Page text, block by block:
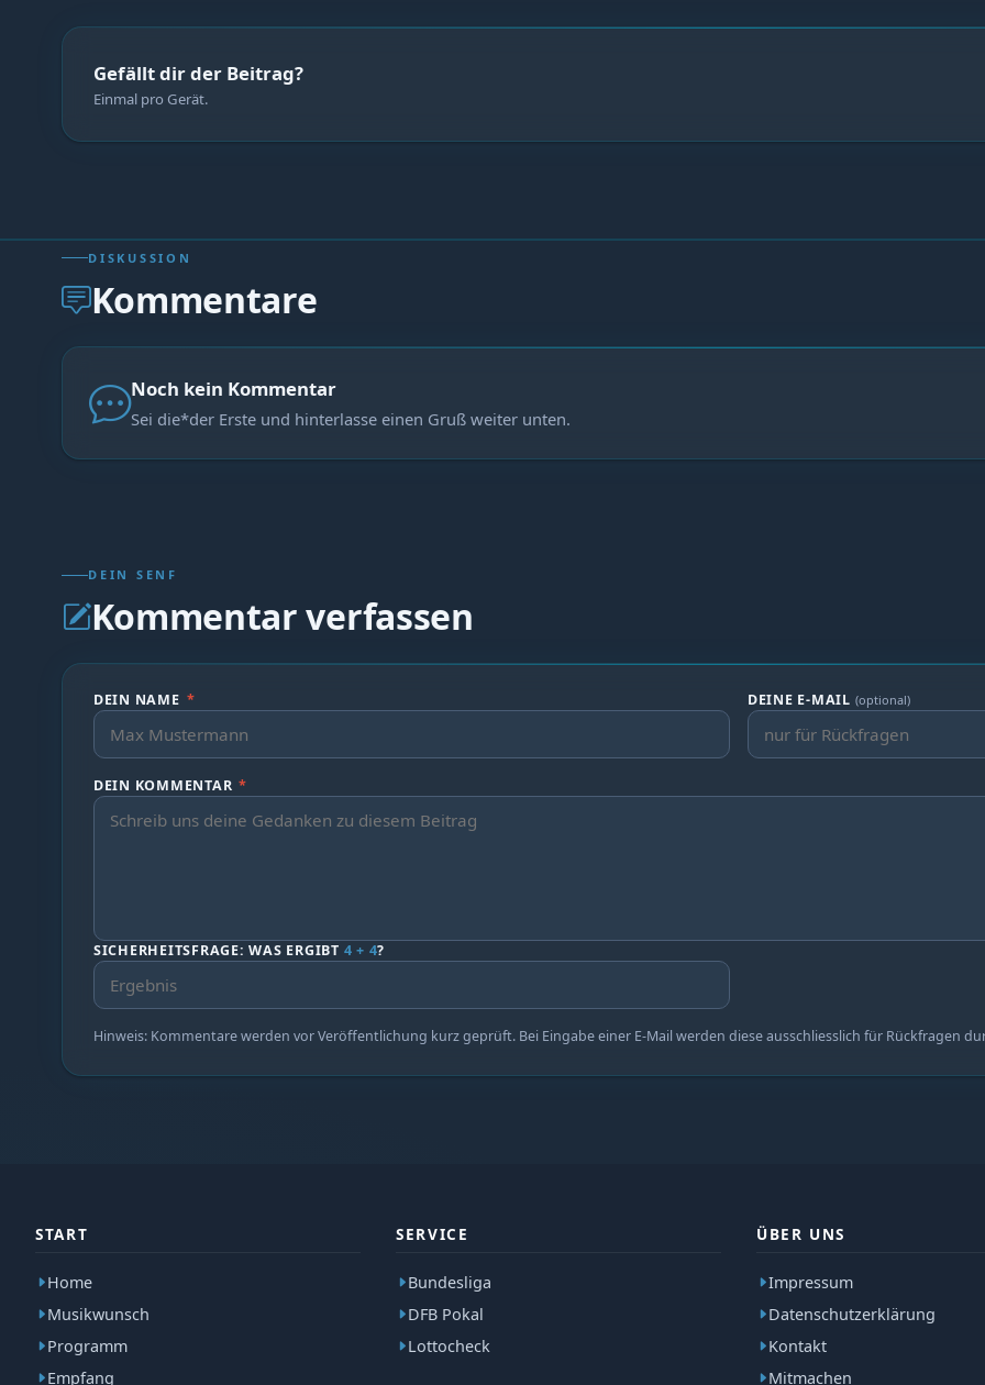
Gefällt dir der Beitrag?
Einmal pro Gerät.
DISKUSSION
Kommentare
Noch kein Kommentar
Sei die*der Erste und hinterlasse einen Gruß weiter unten.
DEIN SENF
Kommentar verfassen
DEIN NAME * DEINE E-MAIL (optional)
DEIN KOMMENTAR *
SICHERHEITSFRAGE: WAS ERGIBT 4 + 4?
Hinweis: Kommentare werden vor Veröffentlichung kurz geprüft. Bei Eingabe einer E-Mail werden diese ausschliesslich für Rückfragen
START
Home
Musikwunsch
Programm
Empfang
SERVICE
Bundesliga
DFB Pokal
Lottocheck
ÜBER UNS
Impressum
Datenschutzerklärung
Kontakt
Mitmachen